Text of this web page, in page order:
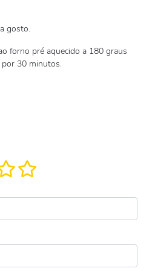
gosto.
forno pré aquecido a 180 graus
por 30 minutos.